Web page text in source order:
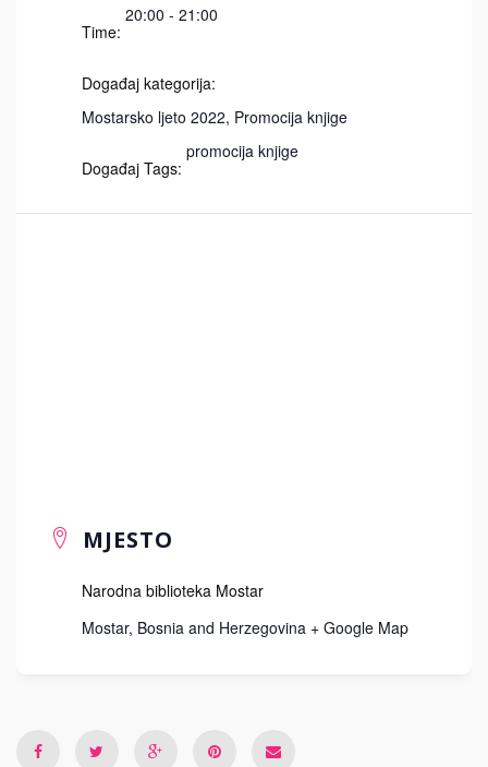
Time:
20:00 - 21:00
Događaj kategorija:
Mostarsko ljeto 2022, Promocija knjige
Događaj Tags:
promocija knjige
MJESTO
Narodna biblioteka Mostar
Mostar, Bosnia and Herzegovina + Google Map